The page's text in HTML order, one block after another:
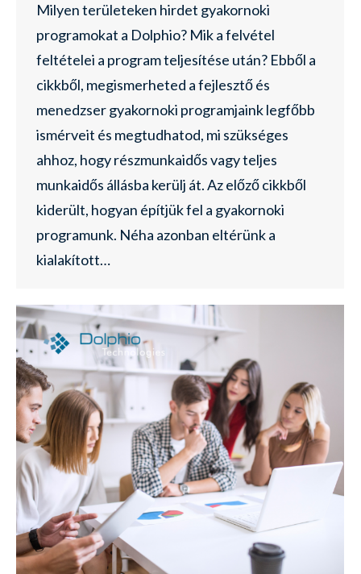
Milyen területeken hirdet gyakornoki
programokat a Dolphio? Mik a felvétel
feltételei a program teljesítése után? Ebből a
cikkből, megismerheted a fejlesztő és
menedzser gyakornoki programjaink legfőbb
ismérveit és megtudhatod, mi szükséges
ahhoz, hogy részmunkaidős vagy teljes
munkaidős állásba kerülj át. Az előző cikkből
kiderült, hogyan építjük fel a gyakornoki
programunk. Néha azonban eltérünk a
kialakított…